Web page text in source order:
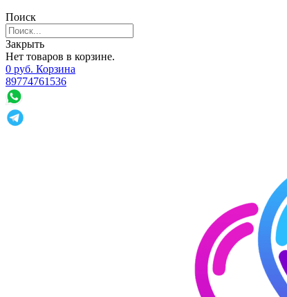
Поиск
Закрыть
Нет товаров в корзине.
0 руб. Корзина
89774761536